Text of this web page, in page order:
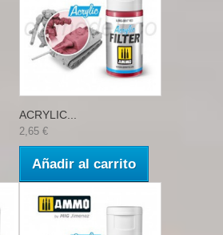
ACRYLIC...
2,65 €
Añadir al carrito